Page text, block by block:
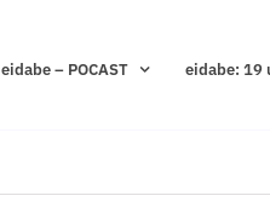
eidabe – POCAST eidabe: 19